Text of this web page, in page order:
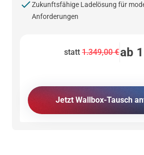
Zukunftsfähige Ladelösung für
Anforderungen
statt 1.349,00 €ab
Jetzt Wallbox-Tausch